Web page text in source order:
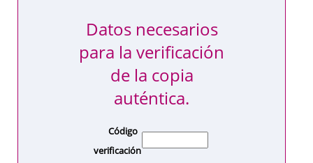
Datos necesarios
para la verificación
de la copia
auténtica.
Código
verificación